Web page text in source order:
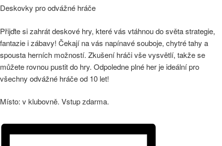
Deskovky pro odvážné hráče
Přijďte si zahrát deskové hry, které vás vtáhnou do světa strategie,
fantazie i zábavy! Čekají na vás napínavé souboje, chytré tahy a
spousta herních možností. Zkušení hráči vše vysvětlí, takže se
můžete rovnou pustit do hry. Odpoledne plné her je ideální pro
všechny odvážné hráče od 10 let!
Místo: v klubovně. Vstup zdarma.